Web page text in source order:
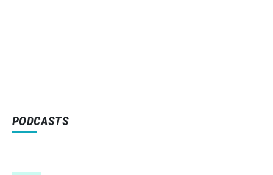
PODCASTS